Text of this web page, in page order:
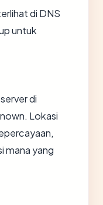
di DNS
untuk
di
Lokasi
mana yang